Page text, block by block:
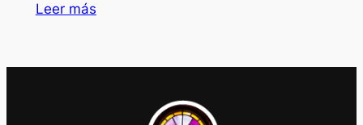
Leer más